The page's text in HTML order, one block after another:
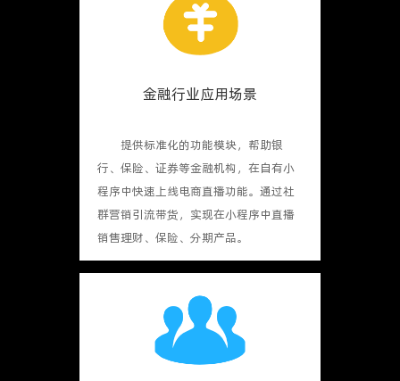
金融行业应用场景
提供标准化的功能模块，帮助银
行、保险、证券等金融机构，在自有小
程序中快速上线电商直播功能。通过社
群营销引流带货，实现在小程序中直播
销售理财、保险、分期产品。